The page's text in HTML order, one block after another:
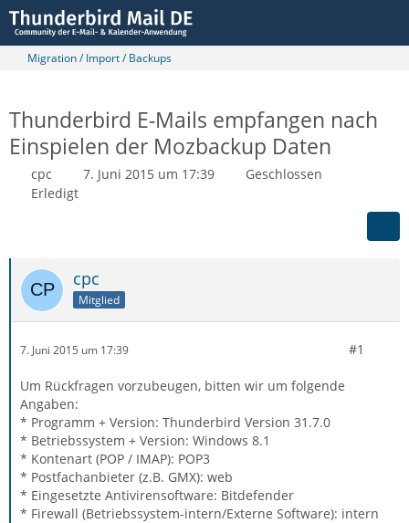
Migration / Import / Backups
Thunderbird E-Mails empfangen nach
Einspielen der Mozbackup Daten
cpc 7. Juni 2015 um 17:39
Geschlossen
Erledigt
cpc
Mitglied
7. Juni 2015 um 17:39 #1
Um Rückfragen vorzubeugen, bitten wir um folgende
Angaben:
* Programm + Version: Thunderbird Version 31.7.0
* Betriebssystem + Version: Windows 8.1
* Kontenart (POP / IMAP): POP3
* Postfachanbieter (z.B. GMX): web
* Eingesetzte Antivirensoftware: Bitdefender
* Firewall (Betriebssystem-intern/Externe Software): intern